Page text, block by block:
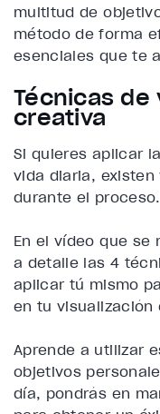
multitud de
método de forma
esenciales que te
Técnicas de
creativa
Si quieres aplicar
vida diaria,
durante el proceso.
En el vídeo que se
a detalle las 4
aplicar tú mismo
en tu visualización
Aprende a utilizar
objetivos
día, pondrás en